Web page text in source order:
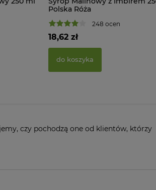
Polska Róża
248 ocen
18,62 zł
do koszyka
czy pochodzą one od klientów, którzy